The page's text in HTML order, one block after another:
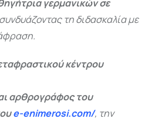
γερμανικών σε
τη διδασκαλία με
κέντρου
αρθρογράφος του
e-enimerosi.com/, την